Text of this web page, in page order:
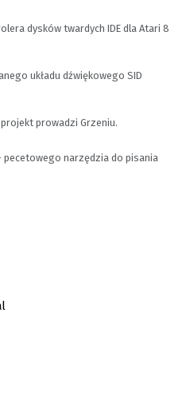
dysków twardych IDE dla Atari 8
układu dźwiękowego SID
prowadzi Grzeniu.
narzędzia do pisania